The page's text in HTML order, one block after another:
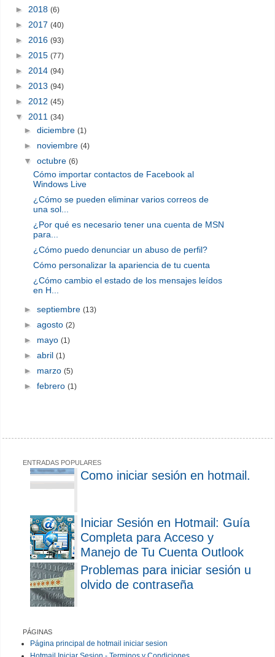
► 2018 (6)
► 2017 (40)
► 2016 (93)
► 2015 (77)
► 2014 (94)
► 2013 (94)
► 2012 (45)
▼ 2011 (34)
►diciembre(1)
► noviembre(4)
▼octubre(6)
Cómo importar contactos de Facebook al
Windows Live
¿Cómo se pueden eliminar varios correos de
una sol...
¿Por qué es necesario tener una cuenta de MSN
para...
¿Cómo puedo denunciar un abuso de perfil?
Cómo personalizar la apariencia de tu cuenta
¿Cómo cambio el estado de los mensajes leídos
en H...
►septiembre(13)
►agosto(2)
► mayo(1)
►abril(1)
► marzo(5)
►febrero(1)
ENTRADAS POPULARES
Como iniciar sesión en hotmail.
Iniciar Sesión en Hotmail: Guía
Completa para Acceso y
Manejo de Tu Cuenta Outlook
Problemas para iniciar sesión u
olvido de contraseña
PÁGINAS
Página principal de hotmail iniciar sesion